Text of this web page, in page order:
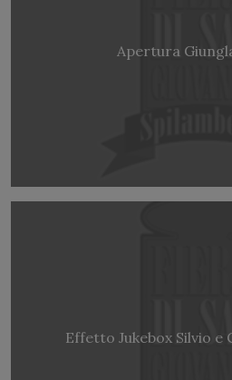
Apertura
Effetto Jukebox Silvio e